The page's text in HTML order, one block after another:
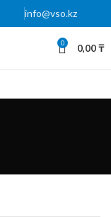
info@vso.kz
0 0,00₸